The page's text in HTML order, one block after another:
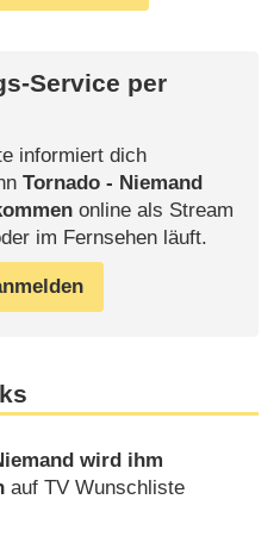
Service per
informiert dich
Tornado - Niemand
online als Stream
im Fernsehen läuft.
wird ihm
auf TV Wunschliste